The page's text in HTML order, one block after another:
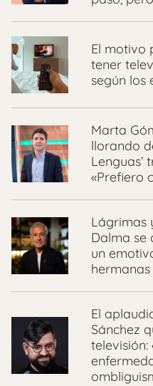
El motivo
tener
según los
Marta
llorando
Lenguas’
«Prefiero
Lágrimas
Dalma se
un
El
Sánchez
televisión: